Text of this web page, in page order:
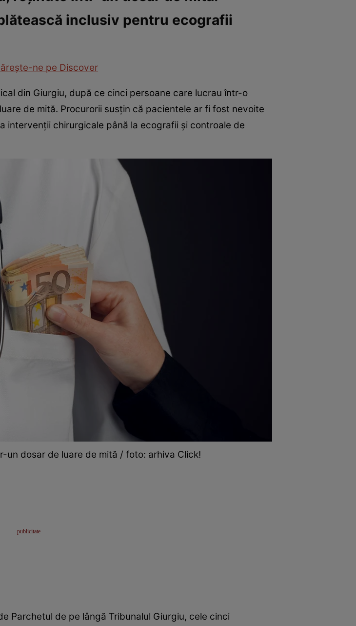
inclusiv pentru ecografii
ne pe Discover
din Giurgiu, după ce cinci persoane care lucrau într-o
de mită. Procurorii susțin că pacientele ar fi fost nevoite
intervenții chirurgicale până la ecografii și controale de
un dosar de luare de mită / foto: arhiva Click!
Parchetul de pe lângă Tribunalul Giurgiu, cele cinci